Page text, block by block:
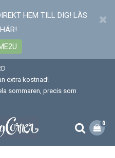
HEM TILL DIG! LÄS
extra kostnad!
sommaren, precis som
0